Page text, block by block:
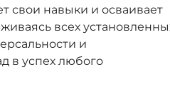
свои навыки и осваивает
всех
и
в успех любого